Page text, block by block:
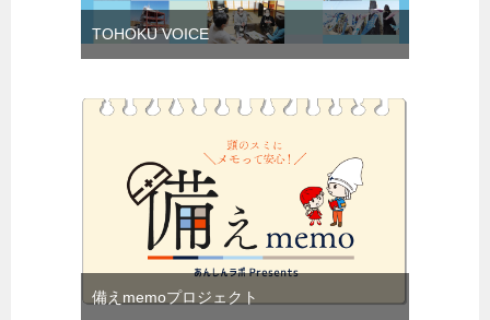
TOHOKU VOICE
備えmemoプロジェクト